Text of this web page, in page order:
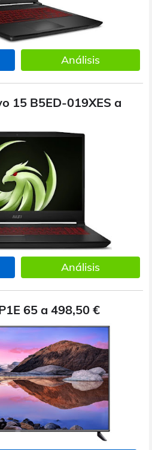
Análisis
15 B5ED-019XES a
Análisis
65 a 498,50 €